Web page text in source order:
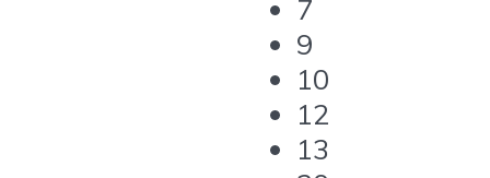
7
9
10
12
13